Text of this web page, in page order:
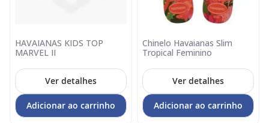
HAVAIANAS KIDS TOP
MARVEL II
Ver detalhes
Adicionar ao carrinho
Chinelo Havaianas Slim
Tropical Feminino
Ver detalhes
Adicionar ao carrinho